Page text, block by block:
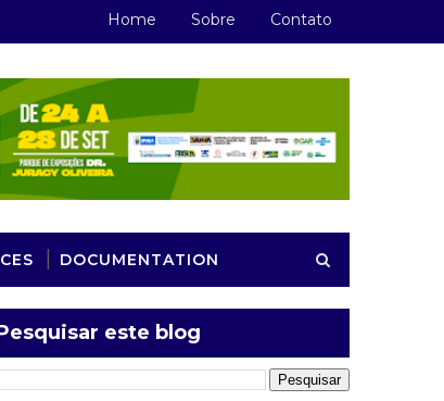
Home Sobre Contato
DOCUMENTATION
este blog